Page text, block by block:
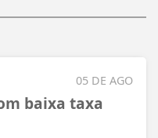
05 DE AGO
baixa taxa